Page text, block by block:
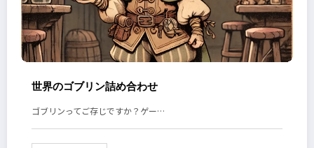
世界のゴブリン詰め合わせ
ゴブリンってご存じですか？ゲー…